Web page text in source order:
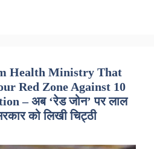
Health Ministry That
Red Zone Against 10
– अब ‘रेड जोन’ पर लाल
को लिखी चिट्ठी